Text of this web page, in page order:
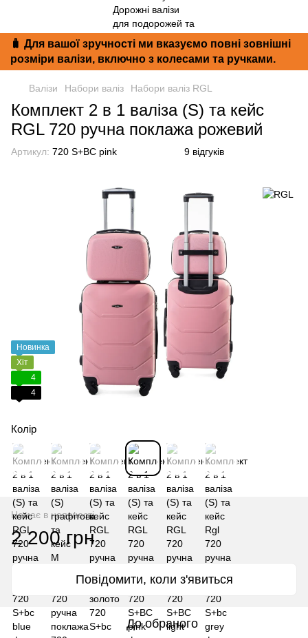
🧳 Для вашої зручності ми вказуємо повні зовнішні
розміри валізи, включно з колесами та ручками.
Валізи Набори валіз Набори валіз RGL
Комплект 2 в 1 валіза (S) та кейс
RGL 720 ручна поклажа рожевий
Артикул: 720 S+BC pink 9 відгуків
Новинка
Хіт
4
4
Колір
Немає в наявності
2 200 грн
Повідомити, коли з'явиться
До обраного